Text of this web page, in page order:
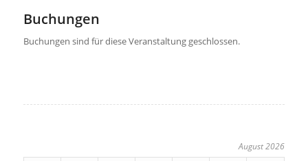
Buchungen
Buchungen sind für diese Veranstaltung geschlossen.
August 2026